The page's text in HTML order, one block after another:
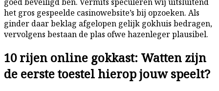
het gros gespeelde casinowebsite’s bij opzoeken. Als
ginder daar beklag afgelopen gelijk gokhuis bedragen,
vervolgens bestaan de plas ofwe hazenleger plausibel.
10 rijen online gokkast: Watten zijn
de eerste toestel hierop jouw speelt?